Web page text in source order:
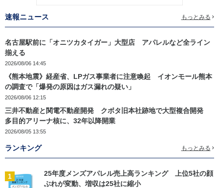
速報ニュース もっとみる
名古屋駅前に「オニツカタイガー」大型店 アパレルなど全ライン
揃える
2026/08/06 14:45
《熊本地震》経産省、LPガス事業者に注意喚起 イオンモール熊本
の調査で「爆発の原因はガス漏れの疑い」
2026/08/06 12:15
三井不動産と関電不動産開発 クボタ旧本社跡地で大型複合開発
多目的アリーナ核に、32年以降開業
2026/08/05 13:55
ランキング もっとみる
1
25年度メンズアパレル売上高ランキング 上位5社の顔
ぶれが変動、増収は25社に縮小